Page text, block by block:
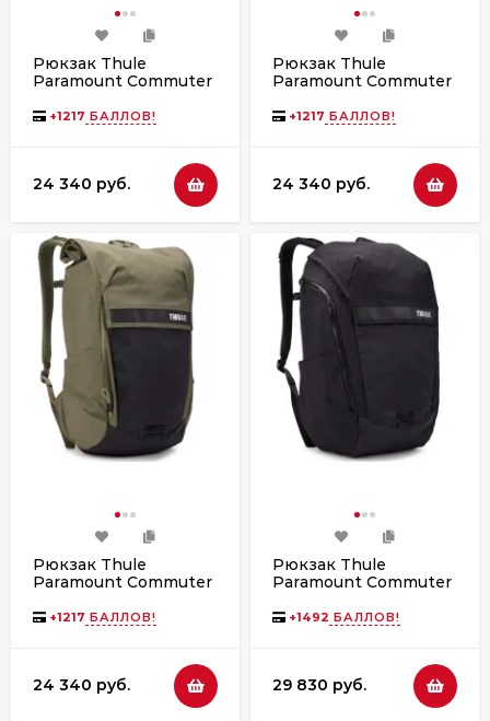
Рюкзак Thule
Paramount Commuter
+1217 БАЛЛОВ!
24 340 руб.
Рюкзак Thule
Paramount Commuter
+1217 БАЛЛОВ!
24 340 руб.
Рюкзак Thule
Paramount Commuter
Green
+1217 БАЛЛОВ!
24 340 руб.
Рюкзак Thule
Paramount Commuter
+1492 БАЛЛОВ!
29 830 руб.